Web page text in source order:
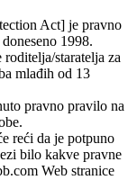
Act] je pravno
1998.
staratelja za
mlađih od 13
pravno pravilo na
reći da je potpuno
bilo kakve pravne
Web stranice